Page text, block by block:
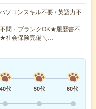
ソコンスキル不要 / 英語力不
問・ブランクOK★履歴書不
★社会保険完備＼…
40代 50代
60代